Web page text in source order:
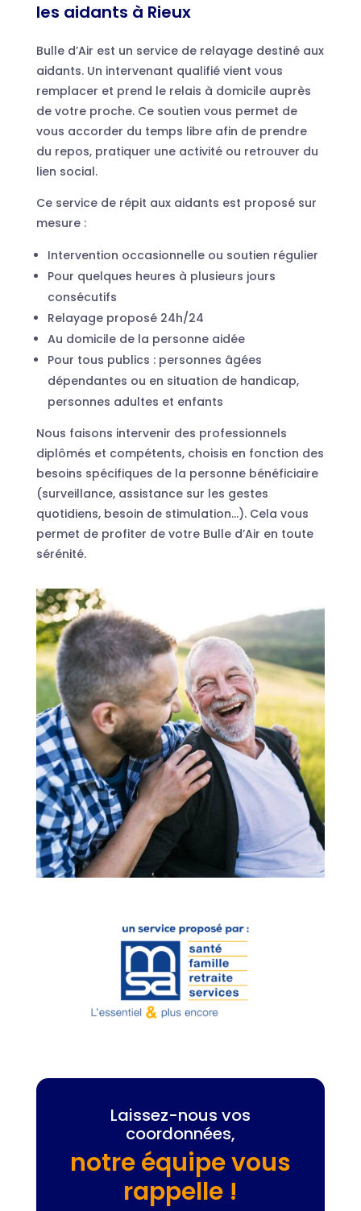
les aidants à Rieux
Bulle d’Air est un service de relayage destiné aux
aidants. Un intervenant qualifié vient vous
remplacer et prend le relais à domicile auprès
de votre proche. Ce soutien vous permet de
vous accorder du temps libre afin de prendre
du repos, pratiquer une activité ou retrouver du
lien social.
Ce service de répit aux aidants est proposé sur
mesure :
Intervention occasionnelle ou soutien régulier
Pour quelques heures à plusieurs jours
consécutifs
Relayage proposé 24h/24
Au domicile de la personne aidée
Pour tous publics : personnes âgées
dépendantes ou en situation de handicap,
personnes adultes et enfants
Nous faisons intervenir des professionnels
diplômés et compétents, choisis en fonction des
besoins spécifiques de la personne bénéficiaire
(surveillance, assistance sur les gestes
quotidiens, besoin de stimulation…). Cela vous
permet de profiter de votre Bulle d’Air en toute
sérénité.
Laissez-nous vos
coordonnées,
notre équipe vous
rappelle !